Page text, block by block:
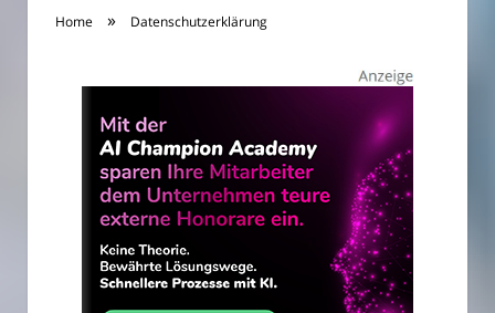
Blumenbibel
Home » Datenschutzerklärung